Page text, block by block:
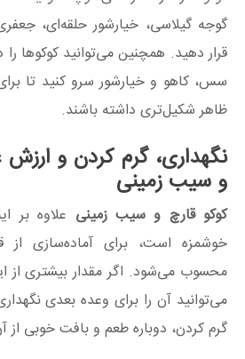
گوجه گیلاسی، خیارشور حلقه‌ای،
قرار دهید. همچنین می‌توانید کوکوها
سس، کاهو و خیارشور سرو کنید تا
ظاهر شکیل‌تری داشته باشند.
نگهداری، گرم کردن و ارزش
و سیب زمینی
کوکو قارچ و سیب زمینی علاوه بر
خوشمزه است، برای آماده‌سازی از
محسوب می‌شود. اگر مقدار بیشتری از
می‌توانید آن را برای وعده بعدی
گرم کردن، دوباره طعم و بافت خوبی از